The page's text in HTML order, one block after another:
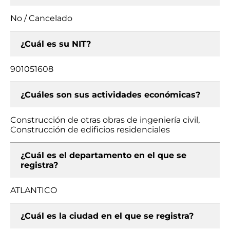
No / Cancelado
¿Cuál es su NIT?
901051608
¿Cuáles son sus actividades económicas?
Construcción de otras obras de ingeniería civil,
Construcción de edificios residenciales
¿Cuál es el departamento en el que se
registra?
ATLANTICO
¿Cuál es la ciudad en el que se registra?